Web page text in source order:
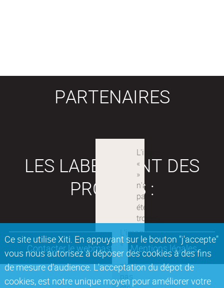
Ce site utilise Xiti. En appuyant sur le bouton "j'accepte"
vous nous autorisez à déposer des cookies à des fins
de mesure d'audience. L'acceptation du dépot de
cookies, est notre unique moyen pour améliorer votre
PARTENAIRES
LES LABEX SONT DES
PROJETS :
Contacter le webmaster Mentions légales